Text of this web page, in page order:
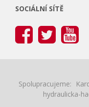
SOCIÁLNÍ SÍTĚ
Spolupracujeme:
hydraulicka-